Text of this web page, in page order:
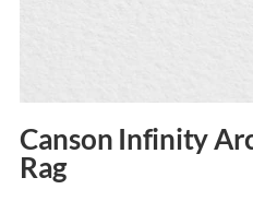
Canson Infinity
Rag